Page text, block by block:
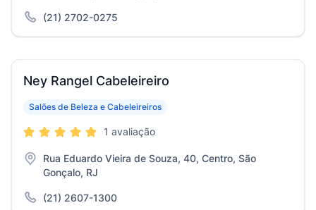
(21) 2702-0275
Ney Rangel Cabeleireiro
Salões de Beleza e Cabeleireiros
1 avaliação
Rua Eduardo Vieira de Souza, 40, Centro, São
Gonçalo, RJ
(21) 2607-1300